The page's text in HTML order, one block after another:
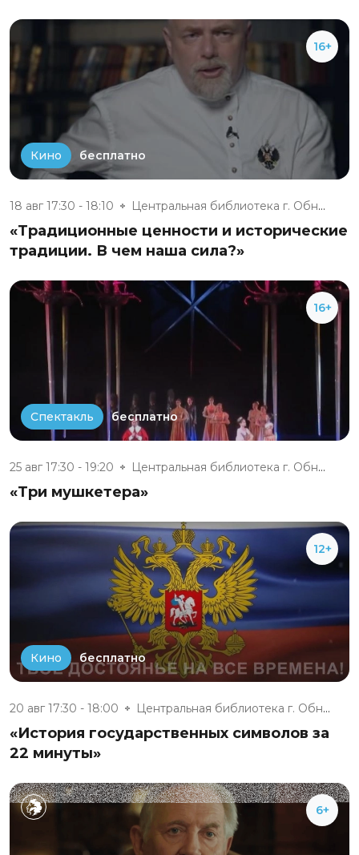
16+
Кино бесплатно
18 авг 17:30 - 18:10 Центральная библиотека г. Обни...
«Традиционные ценности и исторические
традиции. В чем наша сила?»
16+
Спектакль бесплатно
25 авг 17:30 - 19:20 Центральная библиотека г. Обни...
«Три мушкетера»
12+
Кино бесплатно
20 авг 17:30 - 18:00 Центральная библиотека г. Обни...
«История государственных символов за
22 минуты»
6+